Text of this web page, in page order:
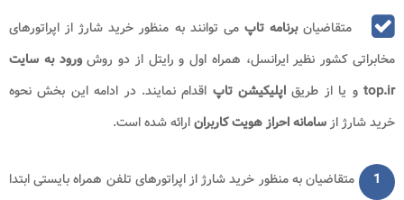
متقاضیانبرنامه تاپ می توانند به منظور خرید شارژ از اپراتورهای
مخابراتی کشور نظیر ایرانسل، همراه اول و رایتل از دو روشورود به سایت
top.ir و یا از طریق اپلیکیشن تاپ اقدام نمایند. در ادامه این بخش نحوه
خرید شارژ ازسامانه احراز هویت کاربرانارائه شده است.
1
متقاضیان به منظور خرید شارژ از اپراتورهای تلفن همراه بایستی ابتدا